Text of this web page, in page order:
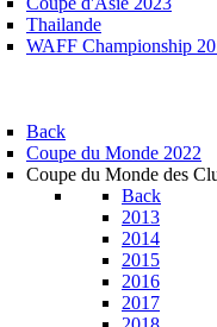
Thailande
WAFF Championship
Back
Coupe du Monde 2022
Coupe du Monde des
Back
2013
2014
2015
2016
2017